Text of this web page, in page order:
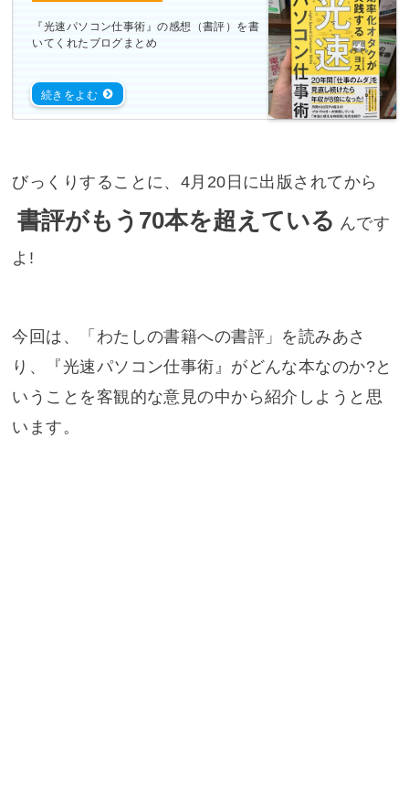
『光速パソコン仕事術』の感想（書評）を書
いてくれたブログまとめ
びっくりすることに、4月20日に出版されてから
書評がもう70本を超えている んです
よ!
今回は、「わたしの書籍への書評」を読みあさ
り、『光速パソコン仕事術』がどんな本なのか?と
いうことを客観的な意見の中から紹介しようと思
います。